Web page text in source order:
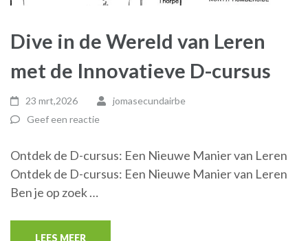
Dive in de Wereld van Leren
met de Innovatieve D-cursus
23 mrt,2026
jomasecundairbe
Geef een reactie
Ontdek de D-cursus: Een Nieuwe Manier van Leren
Ontdek de D-cursus: Een Nieuwe Manier van Leren
Ben je op zoek …
LEES MEER